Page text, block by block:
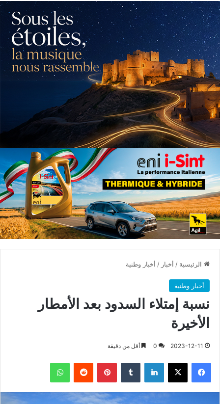
الرئيسية / أخبار / أخبار وطنية
أخبار وطنية
نسبة إمتلاء السدود بعد الأمطار
الأخيرة
2023-12-11
0 أقل من دقيقة
فيسبوك X لينكدإن بينتيريست واتساب